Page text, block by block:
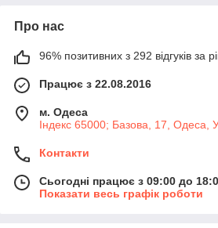
Про нас
96% позитивних з 292 відгуків за
Працює з 22.08.2016
м. Одеса
Індекс 65000; Базова, 17, Одеса,
Контакти
Сьогодні працює з 09:00 до
Показати весь графік роботи